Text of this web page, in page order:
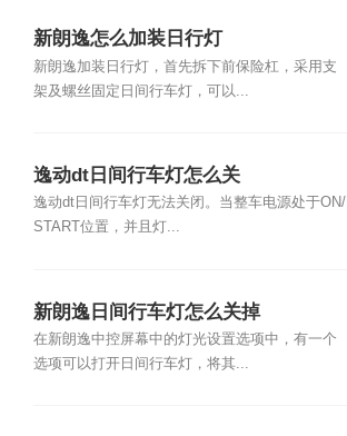
新朗逸怎么加装日行灯
新朗逸加装日行灯，首先拆下前保险杠，采用支
架及螺丝固定日间行车灯，可以...
逸动dt日间行车灯怎么关
逸动dt日间行车灯无法关闭。当整车电源处于ON/
START位置，并且灯...
新朗逸日间行车灯怎么关掉
在新朗逸中控屏幕中的灯光设置选项中，有一个
选项可以打开日间行车灯，将其...